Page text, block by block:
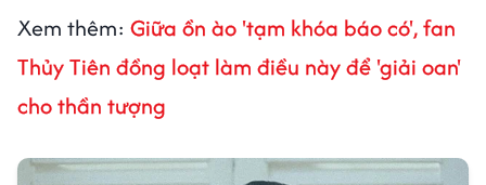
Xem thêm: Giữa ồn ào 'tạm khóa báo có', fan
Thủy Tiên đồng loạt làm điều này để 'giải oan'
cho thần tượng